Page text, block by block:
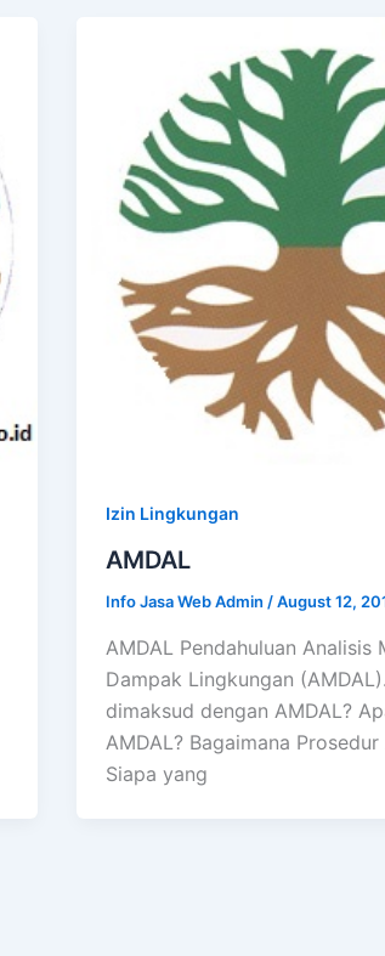
Izin Lingkungan
AMDAL
Info Jasa Web Admin /August 12,
AMDAL Pendahuluan Analisis
Dampak Lingkungan
dimaksud dengan AMDAL?
AMDAL? Bagaimana Prosedur
Siapa yang